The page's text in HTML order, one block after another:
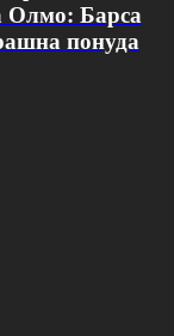
Олмо: Барса
понуда